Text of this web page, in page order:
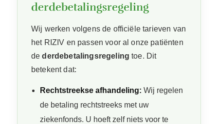
derdebetalingsregeling
Wij werken volgens de officiële tarieven van
het RIZIV en passen voor al onze patiënten
dederdebetalingsregeling toe. Dit
betekent dat:
Rechtstreekse afhandeling: Wij regelen
de betaling rechtstreeks met uw
ziekenfonds. U hoeft zelf niets voor te